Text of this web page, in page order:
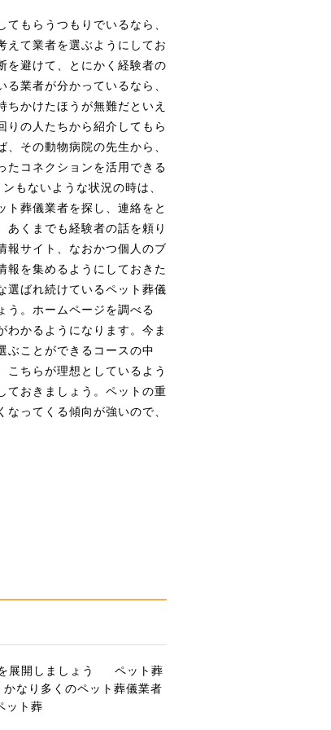
もらうつもりでいるなら、
えて業者を選ぶようにしてお
を避けて、とにかく経験者の
業者が分かっているなら、
かけたほうが無難だといえ
りの人たちから紹介してもら
その動物病院の先生から、
たコネクションを活用できる
もないような状況の時は、
ト葬儀業者を探し、連絡をと
あくまでも経験者の話を頼り
報サイト、なおかつ個人のブ
報を集めるようにしておきた
選ばれ続けているペット葬儀
う。ホームページを調べる
わかるようになります。今ま
ぶことができるコースの中
こちらが理想としているよう
ておきましょう。ペットの重
ってくる傾向が強いので、
展開しましょう
ペット葬
かなり多くのペット葬儀業者
ット葬